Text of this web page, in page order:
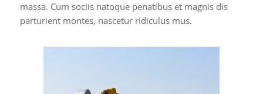
massa. Cum sociis natoque penatibus et magnis dis
parturient montes, nascetur ridiculus mus.